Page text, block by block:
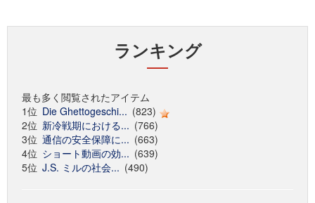
ランキング
最も多く閲覧されたアイテム
1位 Die Ghettogeschi... (823)
2位 新冷戦期における... (766)
3位 通信の安全保障に... (663)
4位 ショート動画の効... (639)
5位 J.S. ミルの社会... (490)